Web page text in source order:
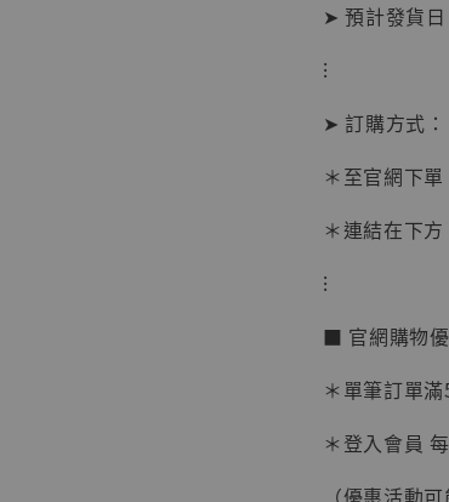
【
可
彈
子
➤ 預計發貨
⁝
➤ 訂購方式：
＊至官網下單
＊連結在下
⁝
■ 官網購物優
＊單筆訂單滿
＊登入會員
（優惠活動